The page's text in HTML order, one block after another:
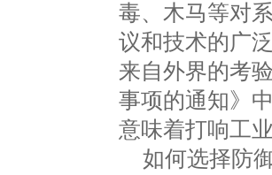
毒、木马等对
议和技术的广
来自外界的考
事项的通知》
意味着打响工
如何选择防